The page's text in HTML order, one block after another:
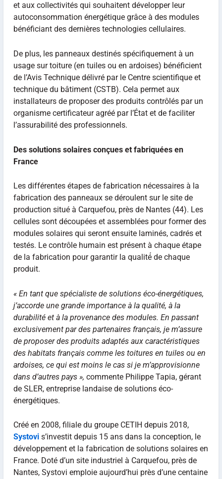
et aux collectivités qui souhaitent développer leur
autoconsommation énergétique grâce à des modules
bénéficiant des dernières technologies cellulaires.
De plus, les panneaux destinés spécifiquement à un
usage sur toiture (en tuiles ou en ardoises) bénéficient
de l’Avis Technique délivré par le Centre scientifique et
technique du bâtiment (CSTB). Cela permet aux
installateurs de proposer des produits contrôlés par un
organisme certificateur agréé par l’État et de faciliter
l’assurabilité des professionnels.
Des solutions solaires conçues et fabriquées en
France
Les différentes étapes de fabrication nécessaires à la
fabrication des panneaux se déroulent sur le site de
production situé à Carquefou, près de Nantes (44). Les
cellules sont découpées et assemblées pour former des
modules solaires qui seront ensuite laminés, cadrés et
testés. Le contrôle humain est présent à chaque étape
de la fabrication pour garantir la qualité́ de chaque
produit.
« En tant que spécialiste de solutions éco-énergétiques,
j’accorde une grande importance à la qualité, à la
durabilité et à la provenance des modules. En passant
exclusivement par des partenaires français, je m’assure
de proposer des produits adaptés aux caractéristiques
des habitats français comme les toitures en tuiles ou en
ardoises, ce qui est moins le cas si je m’approvisionne
dans d’autres pays », commente Philippe Tapia, gérant
de SLER, entreprise landaise de solutions éco-
énergétiques.
Créé en 2008, filiale du groupe CETIH depuis 2018,
Systovi s’investit depuis 15 ans dans la conception, le
développement et la fabrication de solutions solaires en
France. Doté d’un site industriel à Carquefou, près de
Nantes, Systovi emploie aujourd’hui près d’une centaine